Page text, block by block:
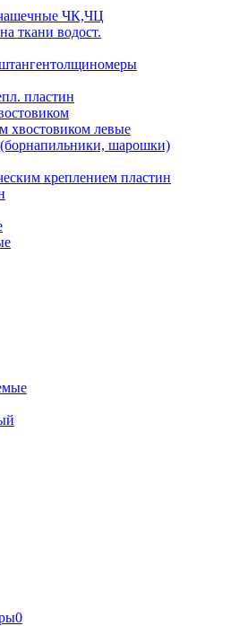
ЧК,ЧЦ
ткани водост.
пластин
хвостовиком левые
шарошки)
креплением пластин
0